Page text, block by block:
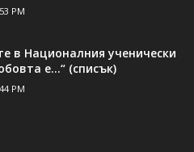
PM
в Националния ученически
е…“ (списък)
PM